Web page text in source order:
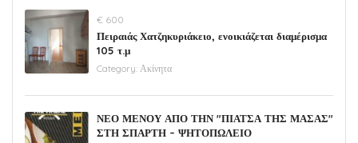
€ 600
Πειραιάς Χατζηκυριάκειο, ενοικιάζεται διαμέρισμα
105 τ.μ
Category: Ακίνητα
ΝΕΟ ΜΕΝΟΥ ΑΠΟ ΤΗΝ "ΠΙΑΤΣΑ ΤΗΣ ΜΑΣΑΣ"
ΣΤΗ ΣΠΑΡΤΗ – ΨΗΤΟΠΩΛΕΙΟ